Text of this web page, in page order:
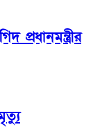
প্রধানমন্ত্রীর